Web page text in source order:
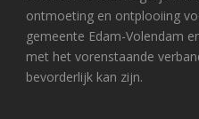
ontmoeting en ontplooiing
gemeente Edam-Volendam
met het vorenstaande
bevorderlijk kan zijn.